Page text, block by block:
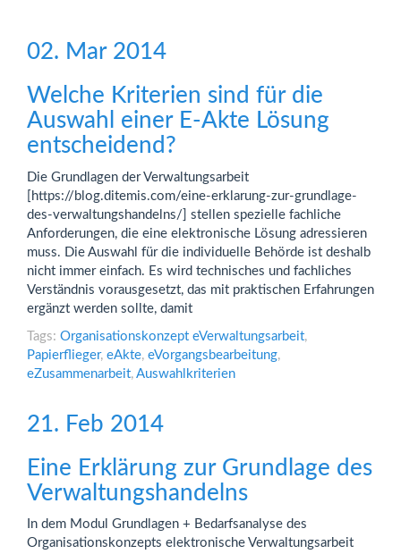
02. Mar 2014
Welche Kriterien sind für die
Auswahl einer E-Akte Lösung
entscheidend?
Die Grundlagen der Verwaltungsarbeit
[https://blog.ditemis.com/eine-erklarung-zur-grundlage-
des-verwaltungshandelns/] stellen spezielle fachliche
Anforderungen, die eine elektronische Lösung adressieren
muss. Die Auswahl für die individuelle Behörde ist deshalb
nicht immer einfach. Es wird technisches und fachliches
Verständnis vorausgesetzt, das mit praktischen Erfahrungen
ergänzt werden sollte, damit
Tags: Organisationskonzept eVerwaltungsarbeit,
Papierflieger, eAkte, eVorgangsbearbeitung,
eZusammenarbeit, Auswahlkriterien
21. Feb 2014
Eine Erklärung zur Grundlage des
Verwaltungshandelns
In dem Modul Grundlagen + Bedarfsanalyse des
Organisationskonzepts elektronische Verwaltungsarbeit